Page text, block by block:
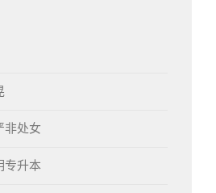
非处女
专升本